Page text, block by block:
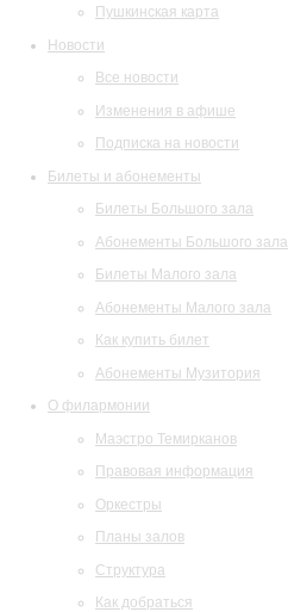
Пушкинская карта
Новости
Все новости
Изменения в афише
Подписка на новости
Билеты и абонементы
Билеты Большого зала
Абонементы Большого зала
Билеты Малого зала
Абонементы Малого зала
Как купить билет
Абонементы Музитория
О филармонии
Маэстро Темирканов
Правовая информация
Оркестры
Планы залов
Структура
Как добраться